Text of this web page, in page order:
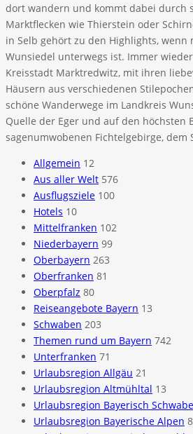
dort wandern und kommt dabei durch
Marktflecken wie Thierstein oder
in Selb gehört zu den Highlights, wenn
Wunsiedel unterwegs ist. Immer
Kreisstadt Marktredwitz, mit ihren
Häusern aus verschiedenen
schöne Wanderwege im Landkreis
Quelle der Eger und auf den höchsten
sagenumwobenen Fichtelgebirge, dem
Allgemein 12
Aus aller Welt 576
Ausflugsziele 100
Hotels 10
Mittelfranken 102
Niederbayern 99
Oberbayern 263
Oberfranken 81
Oberpfalz 80
Reiseangebote Bayern 13
Schwaben 203
Themen rund um Bayern 742
Unterfranken 71
Urlaubsregion Allgäu 21
Urlaubsregion Altmühltal 13
Urlaubsregion Bayerisch
Urlaubsregion Bayerische Alpen 8